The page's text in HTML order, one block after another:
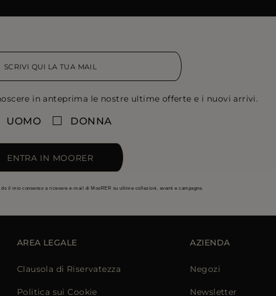
in anteprima le nostre ultime offerte e i nuovi arrivi.
UOMO DONNA
ENTRA IN MOORER
il mio consenso a ricevere e-mail di MooRER su ultime collezioni, eventi e campagne.
AREA LEGALE
Clausola di Riservatezza
Politica sui Cookie
AZIENDA
Negozi
Newsletter